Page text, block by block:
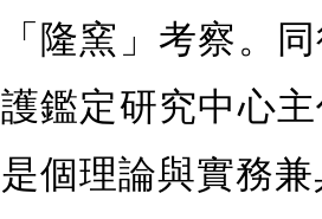
「隆窯」考察。
護鑑定研究中心
是個理論與實務